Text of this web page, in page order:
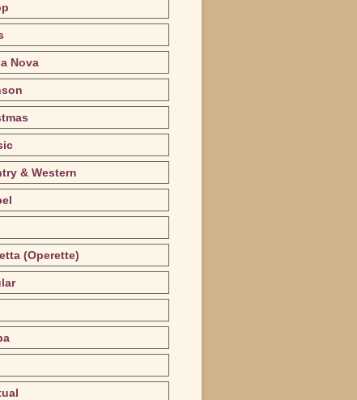
Nova
& Western
(Operette)